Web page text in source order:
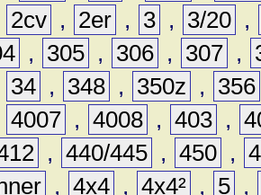
2cv , 2er , 3 , 3/20 ,
, 305 , 306 , 307 ,
34 , 348 , 350z ,
356
4007 , 4008 , 403 ,
, 440/445 , 450 ,
, 4x4 , 4x4² , 5 ,